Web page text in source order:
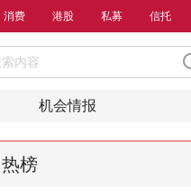
消费 港股 私募 信托
机会情报
热榜